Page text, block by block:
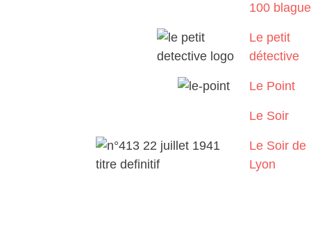
100
Le petit
détective
Le Point
Le Soir
Le Soir de
Lyon